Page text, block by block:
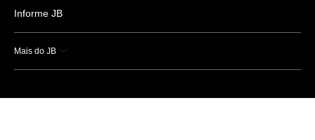
Informe JB
Mais do JB
Esportes